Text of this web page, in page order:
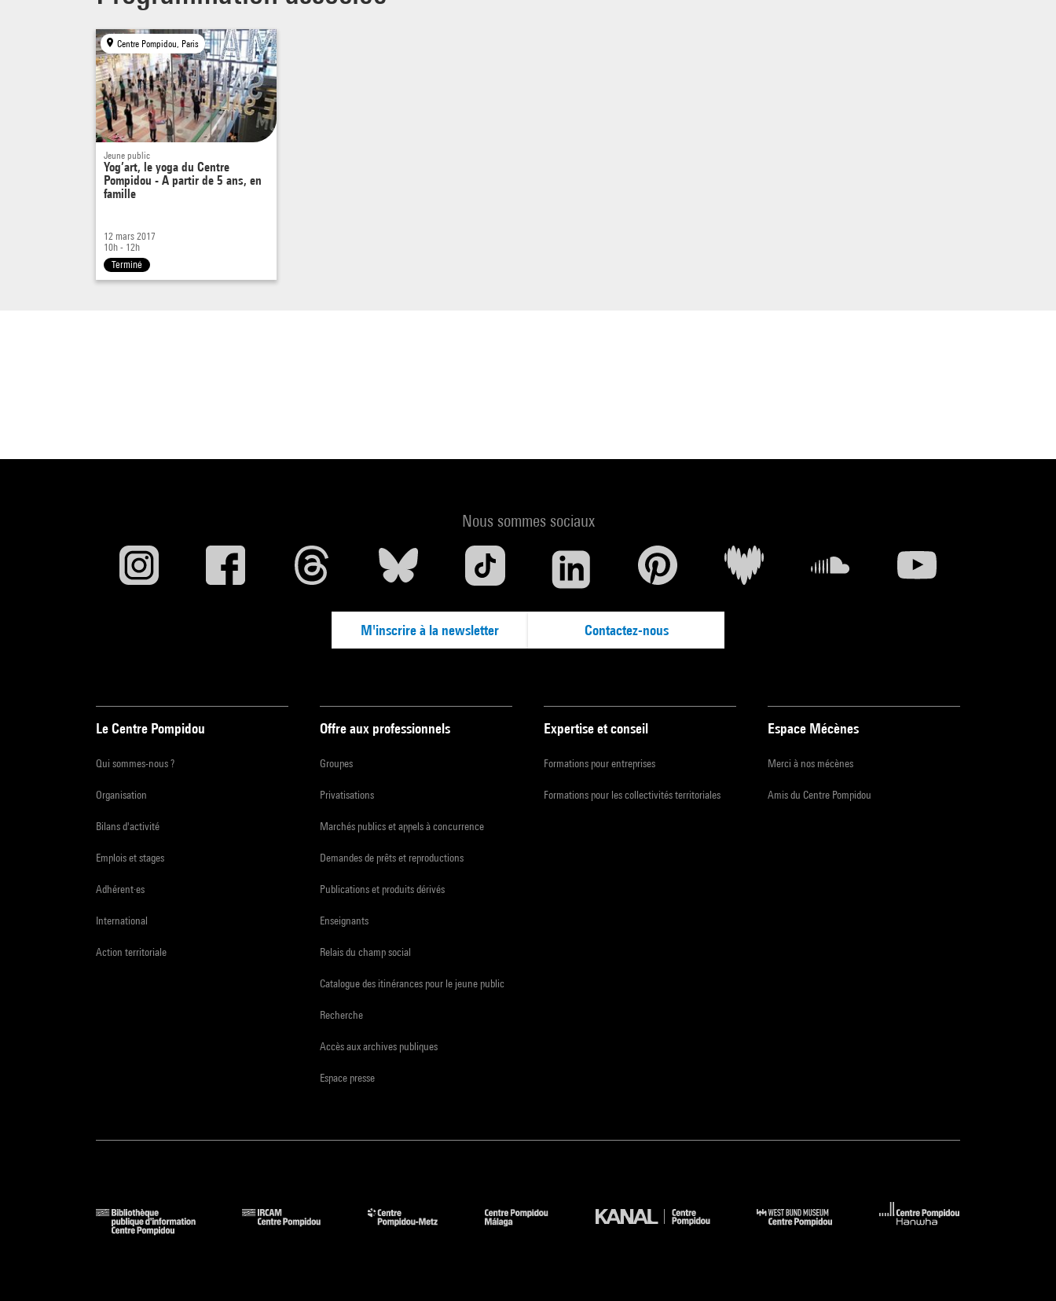
Centre Pompidou, Paris
Jeune public
Yog’art, le yoga du Centre
Pompidou - A partir de 5 ans, en
famille
12 mars 2017
10h - 12h
Terminé
Nous sommes sociaux
M'inscrire à la newsletter Contactez-nous
Le Centre Pompidou
Qui sommes-nous ?
Organisation
Bilans d'activité
Emplois et stages
Adhérent·es
International
Action territoriale
Offre aux professionnels
Groupes
Privatisations
Marchés publics et appels à concurrence
Demandes de prêts et reproductions
Publications et produits dérivés
Enseignants
Relais du champ social
Catalogue des itinérances pour le jeune public
Recherche
Accès aux archives publiques
Espace presse
Expertise et conseil
Formations pour entreprises
Formations pour les collectivités territoriales
Espace Mécènes
Merci à nos mécènes
Amis du Centre Pompidou